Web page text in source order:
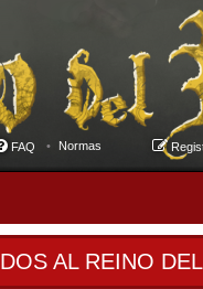
FAQ Normas
AL REINO